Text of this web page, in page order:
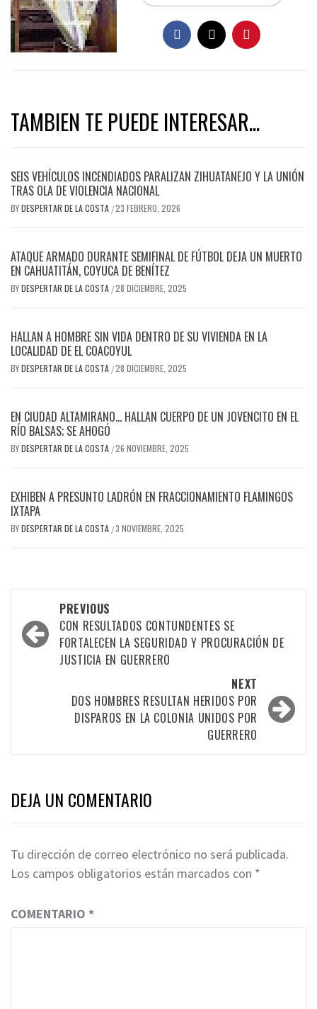
TAMBIEN TE PUEDE INTERESAR...
SEIS VEHÍCULOS INCENDIADOS PARALIZAN ZIHUATANEJO Y LA UNIÓN
TRAS OLA DE VIOLENCIA NACIONAL
BYDESPERTAR DE LA COSTA /23 FEBRERO, 2026
ATAQUE ARMADO DURANTE SEMIFINAL DE FÚTBOL DEJA UN MUERTO
EN CAHUATITÁN, COYUCA DE BENÍTEZ
BYDESPERTAR DE LA COSTA /28 DICIEMBRE, 2025
HALLAN A HOMBRE SIN VIDA DENTRO DE SU VIVIENDA EN LA
LOCALIDAD DE EL COACOYUL
BYDESPERTAR DE LA COSTA /28 DICIEMBRE, 2025
EN CIUDAD ALTAMIRANO… HALLAN CUERPO DE UN JOVENCITO EN EL
RÍO BALSAS; SE AHOGÓ
BYDESPERTAR DE LA COSTA /26 NOVIEMBRE, 2025
EXHIBEN A PRESUNTO LADRÓN EN FRACCIONAMIENTO FLAMINGOS
IXTAPA
BYDESPERTAR DE LA COSTA /3 NOVIEMBRE, 2025
navigation
PREVIOUS
CON RESULTADOS CONTUNDENTES SE
FORTALECEN LA SEGURIDAD Y PROCURACIÓN DE
JUSTICIA EN GUERRERO
NEXT
DOS HOMBRES RESULTAN HERIDOS POR
DISPAROS EN LA COLONIA UNIDOS POR
GUERRERO
DEJA UN COMENTARIO
Tu dirección de correo electrónico no será publicada.
Los campos obligatorios están marcados con *
COMENTARIO *